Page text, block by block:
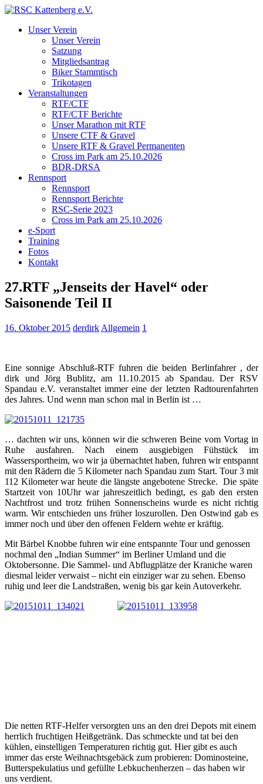
Unser Verein
Unser Verein
Satzung
Mitgliedsantrag
Biker Stammtisch
Trikotagen
Veranstaltungen
RTF/CTF
RTF/CTF Berichte
Unser Marathon mit RTF
Unsere CTF & Gravel
Unsere RTF & Gravel Permanenten
Cross im Park am 25.10.2026
BDR-DRSA
Rennsport
Rennsport
Rennsport Berichte
RSC-Serie 2023
Cross im Park am 25.10.2026
e-Sport
Training
Fotos
Kontakt
27.RTF „Jenseits der Havel“ oder
Saisonende Teil II
16. Oktober 2015 derdirk Allgemein 1
Eine sonnige Abschluß-RTF fuhren die beiden Berlinfahrer , der
dirk und Jörg Bublitz, am 11.10.2015 ab Spandau. Der RSV
Spandau e.V. veranstaltet immer eine der letzten Radtourenfahrten
des Jahres. Und wenn man schon mal in Berlin ist …
… dachten wir uns, können wir die schweren Beine vom Vortag in
Ruhe ausfahren. Nach einem ausgiebigen Fühstück im
Wassersportheim, wo wir ja übernachtet haben, fuhren wir entspannt
mit den Rädern die 5 Kilometer nach Spandau zum Start. Tour 3 mit
112 Kilometer war heute die längste angebotene Strecke. Die späte
Startzeit von 10Uhr war jahreszeitlich bedingt, es gab den ersten
Nachtfrost und trotz frühen Sonnenscheins wurde es nicht richtig
warm. Wir entschieden uns früher loszurollen. Den Ostwind gab es
immer noch und über den offenen Feldern wehte er kräftig.
Mit Bärbel Knobbe fuhren wir eine entspannte Tour und genossen
nochmal den „Indian Summer“ im Berliner Umland und die
Oktobersonne. Die Sammel- und Abflugplätze der Kraniche waren
diesmal leider verwaist – nicht ein einziger war zu sehen. Ebenso
ruhig und leer die Landstraßen, wenig bis gar kein Autoverkehr.
Die netten RTF-Helfer versorgten uns an den drei Depots mit einem
herrlich fruchtigen Heißgetränk. Das schmeckte und tat bei den
kühlen, einstelligen Temperaturen richtig gut. Hier gibt es auch
immer das erste Weihnachtsgebäck zum probieren: Dominosteine,
Butterspekulatius und gefüllte Lebkuchenherzen – das haben wir
uns verdient.